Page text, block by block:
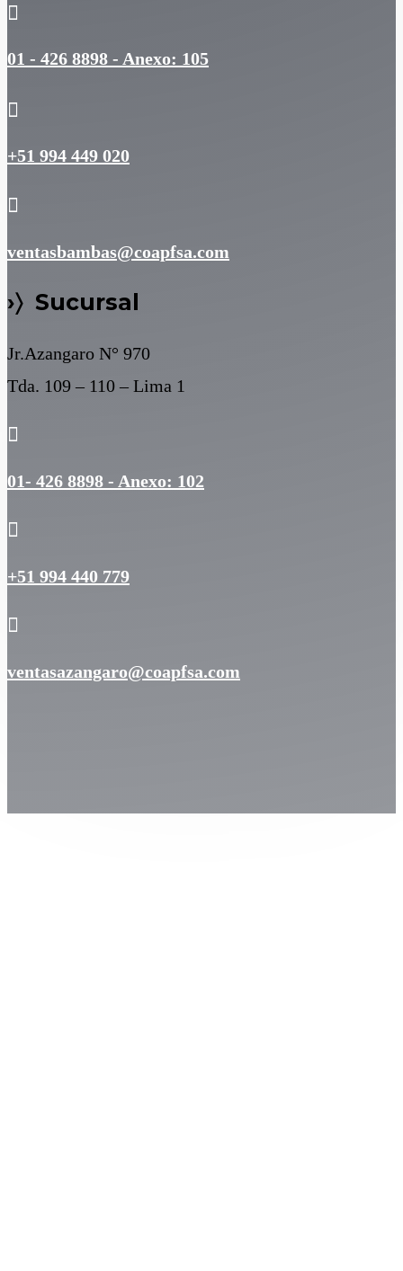

01 - 426 8898 - Anexo: 105

+51 994 449 020

ventasbambas@coapfsa.com
›〉 Sucursal
Jr.Azangaro N° 970
Tda. 109 – 110 – Lima 1

01- 426 8898 - Anexo: 102

+51 994 440 779

ventasazangaro@coapfsa.com